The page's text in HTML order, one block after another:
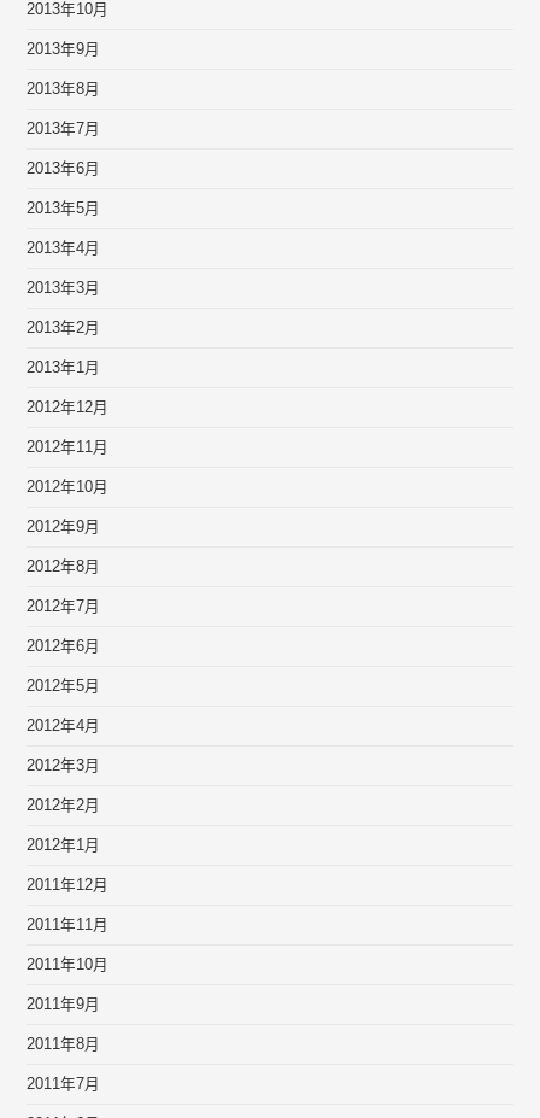
2013年10月
2013年9月
2013年8月
2013年7月
2013年6月
2013年5月
2013年4月
2013年3月
2013年2月
2013年1月
2012年12月
2012年11月
2012年10月
2012年9月
2012年8月
2012年7月
2012年6月
2012年5月
2012年4月
2012年3月
2012年2月
2012年1月
2011年12月
2011年11月
2011年10月
2011年9月
2011年8月
2011年7月